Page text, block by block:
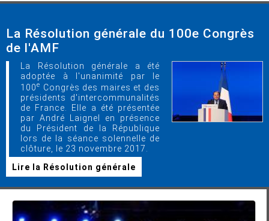
La Résolution générale du 100e Congrès
de l'AMF
La Résolution générale a été
adoptée à l'unanimité par le
100e Congrès des maires et des
présidents d'intercommunalités
de France. Elle a été présentée
par André Laignel en présence
du Président de la République
lors de la séance solennelle de
clôture, le 23 novembre 2017.
Lire la Résolution générale